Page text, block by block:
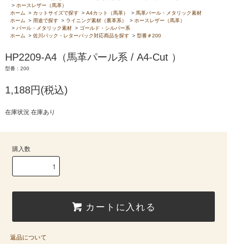
> ホースレザー（馬革）
ホーム
> カットサイズで探す > A4カット（馬革） > 馬革パール・メタリック素材
ホーム
> 用途で探す > ライニング素材（裏革系） > ホースレザー（馬革）
> パール・メタリック素材 > ゴールド・シルバー系
ホーム
> 佐川パック・レターパック対応商品を探す > 型番＃200
HP2209-A4（馬革パール系 / A4-Cut ）
型番：200
1,188円(税込)
在庫状況 在庫あり
購入数
カートに入れる
返品について